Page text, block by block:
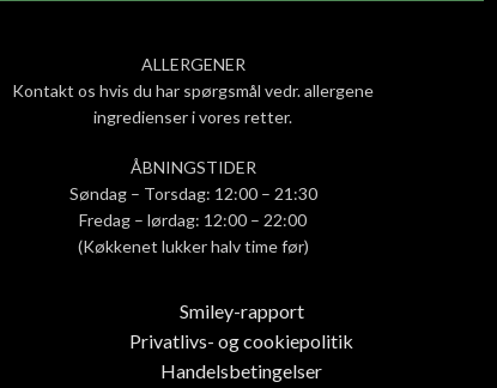
ALLERGENER
Kontakt os hvis du har spørgsmål vedr. allergene
ingredienser i vores retter.
ÅBNINGSTIDER
Søndag – Torsdag: 12:00 – 21:30
Fredag – lørdag: 12:00 – 22:00
(Køkkenet lukker halv time før)
Smiley-rapport
Privatlivs- og cookiepolitik
Handelsbetingelser